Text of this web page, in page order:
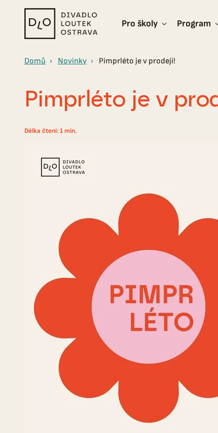
Divadlo
loutek
Pro školy Program
Domů Novinky Pimprléto je v prodeji!
Pimprléto je v
Délka čtení: 1 min.